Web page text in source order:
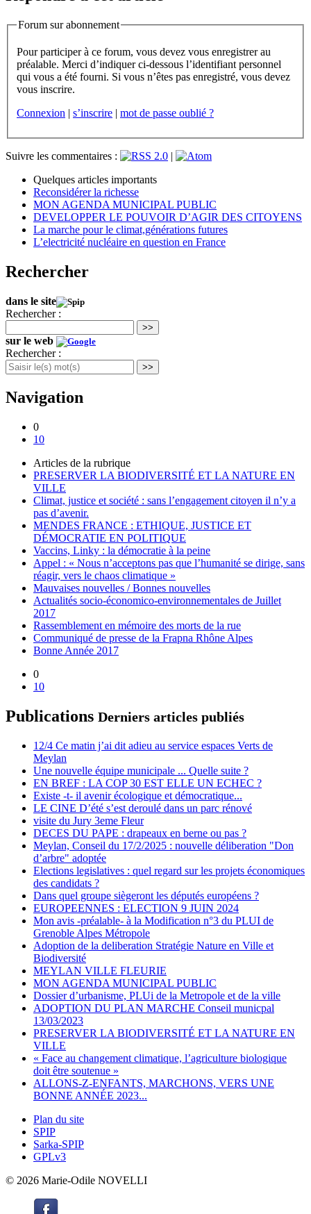
Forum sur abonnement
Pour participer à ce forum, vous devez vous enregistrer au
préalable. Merci d’indiquer ci-dessous l’identifiant personnel
qui vous a été fourni. Si vous n’êtes pas enregistré, vous devez
vous inscrire.
Connexion | s’inscrire | mot de passe oublié ?
Suivre les commentaires :
|
Quelques articles importants
Reconsidérer la richesse
MON AGENDA MUNICIPAL PUBLIC
DEVELOPPER LE POUVOIR D’AGIR DES CITOYENS
La marche pour le climat,générations futures
L’electricité nucléaire en question en France
Rechercher
dans le site
Rechercher :
>>
sur le web
Rechercher :
>>
Navigation
0
10
Articles de la rubrique
PRESERVER LA BIODIVERSITÉ ET LA NATURE EN
VILLE
Climat, justice et société : sans l’engagement citoyen il n’y a
pas d’avenir.
MENDES FRANCE : ETHIQUE, JUSTICE ET
DÉMOCRATIE EN POLITIQUE
Vaccins, Linky : la démocratie à la peine
Appel : « Nous n’acceptons pas que l’humanité se dirige, sans
réagir, vers le chaos climatique »
Mauvaises nouvelles / Bonnes nouvelles
Actualités socio-économico-environnementales de Juillet
2017
Rassemblement en mémoire des morts de la rue
Communiqué de presse de la Frapna Rhône Alpes
Bonne Année 2017
0
10
Publications Derniers articles publiés
12/4 Ce matin j’ai dit adieu au service espaces Verts de
Meylan
Une nouvelle équipe municipale ... Quelle suite ?
EN BREF : LA COP 30 EST ELLE UN ECHEC ?
Existe -t- il avenir écologique et démocratique...
LE CINE D’été s’est deroulé dans un parc rénové
visite du Jury 3eme Fleur
DECES DU PAPE : drapeaux en berne ou pas ?
Meylan, Conseil du 17/2/2025 : nouvelle déliberation "Don
d’arbre" adoptée
Elections legislatives : quel regard sur les projets économiques
des candidats ?
Dans quel groupe siègeront les députés européens ?
EUROPEENNES : ELECTION 9 JUIN 2024
Mon avis -préalable- à la Modification n°3 du PLUI de
Grenoble Alpes Métropole
Adoption de la deliberation Stratégie Nature en Ville et
Biodiversité
MEYLAN VILLE FLEURIE
MON AGENDA MUNICIPAL PUBLIC
Dossier d’urbanisme, PLUi de la Metropole et de la ville
ADOPTION DU PLAN MARCHE Conseil municpal
13/03/2023
PRESERVER LA BIODIVERSITÉ ET LA NATURE EN
VILLE
« Face au changement climatique, l’agriculture biologique
doit être soutenue »
ALLONS-Z-ENFANTS, MARCHONS, VERS UNE
BONNE ANNÉE 2023...
Plan du site
SPIP
Sarka-SPIP
GPLv3
© 2026 Marie-Odile NOVELLI